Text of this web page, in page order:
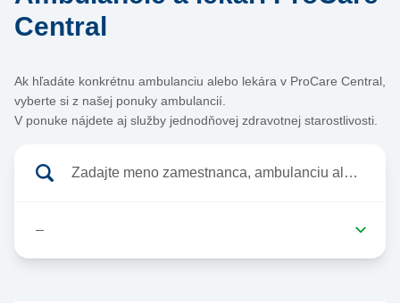
Central
Ak hľadáte konkrétnu ambulanciu alebo lekára v ProCare Central,
vyberte si z našej ponuky ambulancií.
V ponuke nájdete aj služby jednodňovej zdravotnej starostlivosti.